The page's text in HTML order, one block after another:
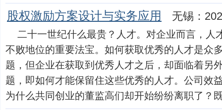
股权激励方案设计与实务应用 无锡：
二十一世纪什么最贵？人才。对企业而言，人
不败地位的重要法宝。如何获取优秀的人才是众
题，但企业在获取到优秀人才之后，却面临着另
题，即如何才能保留住这些优秀的人才。公司效
为什么共同创业的董监高们却开始纷纷离职了？